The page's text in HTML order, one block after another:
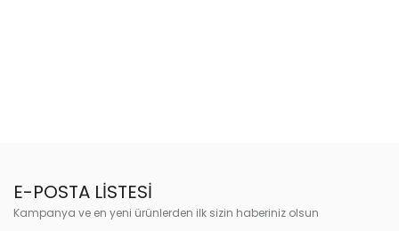
E-POSTA LİSTESİ
Kampanya ve en yeni ürünlerden ilk sizin haberiniz olsun